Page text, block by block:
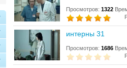
Просмотров: 1322
интерны 31
Просмотров: 1686